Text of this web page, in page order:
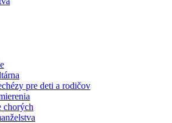
pre deti a rodičov
chorých